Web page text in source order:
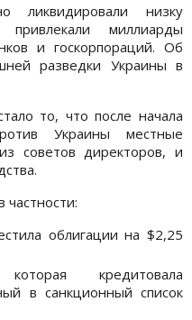
ликвидировали низку
миллиарды
и госкорпораций. Об
разведки Украины в
то, что после начала
Украины местные
советов директоров, и
частности:
облигации на $2,25
кредитовала
в санкционный список